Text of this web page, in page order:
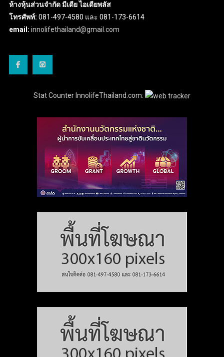
ห้างหุ้นส่วนจำกัด มีเดีย ไอเดียพลัส
โทรศัพท์: 081-497-4580 และ 081-173-6614
email: innolifethailand@gmail.com
Stat Counter InnolifeThailand.com: